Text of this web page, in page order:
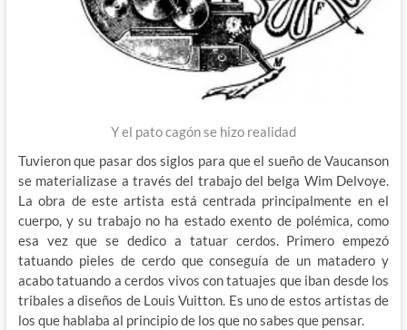
Y el pato cagón se hizo realidad
Tuvieron que pasar dos siglos para que el sueño de Vaucanson
se materializase a través del trabajo del belga Wim Delvoye.
La obra de este artista está centrada principalmente en el
cuerpo, y su trabajo no ha estado exento de polémica, como
esa vez que se dedico a tatuar cerdos. Primero empezó
tatuando pieles de cerdo que conseguía de un matadero y
acabo tatuando a cerdos vivos con tatuajes que iban desde los
tribales a diseños de Louis Vuitton. Es uno de estos artistas de
los que hablaba al principio de los que no sabes que pensar.